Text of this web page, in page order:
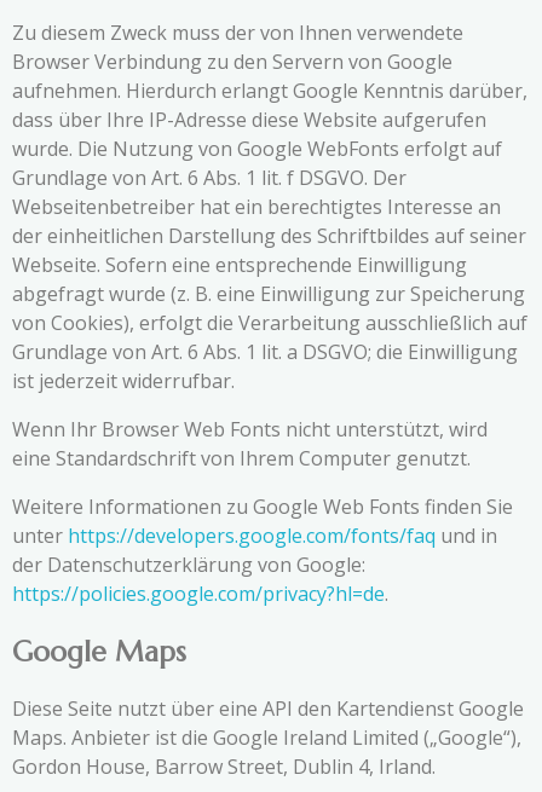
Zu diesem Zweck muss der von Ihnen verwendete
Browser Verbindung zu den Servern von Google
aufnehmen. Hierdurch erlangt Google Kenntnis darüber,
dass über Ihre IP-Adresse diese Website aufgerufen
wurde. Die Nutzung von Google WebFonts erfolgt auf
Grundlage von Art. 6 Abs. 1 lit. f DSGVO. Der
Webseitenbetreiber hat ein berechtigtes Interesse an
der einheitlichen Darstellung des Schriftbildes auf seiner
Webseite. Sofern eine entsprechende Einwilligung
abgefragt wurde (z. B. eine Einwilligung zur Speicherung
von Cookies), erfolgt die Verarbeitung ausschließlich auf
Grundlage von Art. 6 Abs. 1 lit. a DSGVO; die Einwilligung
ist jederzeit widerrufbar.
Wenn Ihr Browser Web Fonts nicht unterstützt, wird
eine Standardschrift von Ihrem Computer genutzt.
Weitere Informationen zu Google Web Fonts finden Sie
unter https://developers.google.com/fonts/faq und in
der Datenschutzerklärung von Google:
https://policies.google.com/privacy?hl=de.
Google Maps
Diese Seite nutzt über eine API den Kartendienst Google
Maps. Anbieter ist die Google Ireland Limited („Google“),
Gordon House, Barrow Street, Dublin 4, Irland.